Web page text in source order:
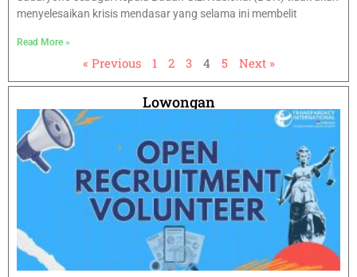
menyelesaikan krisis mendasar yang selama ini membelit
Read More »
« Previous 1 2 3 4 5 Next »
Lowongan